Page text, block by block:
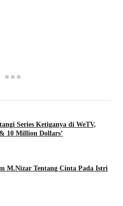
Series Ketiganya di WeTV,
10 Million Dollars’
M.Nizar Tentang Cinta Pada Istri